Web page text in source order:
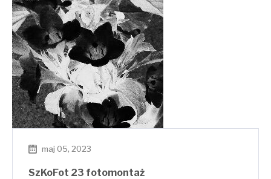
maj 05, 2023
SzKoFot 23 fotomontaż